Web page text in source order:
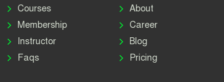
নিয়োগ বিজ্ঞপ্তি ২০২৬ | DNC
Job Circular 2026
পাসপোর্ট করতে কি কি লাগে
২০২৬ | ই-পাসপোর্ট আবেদন ও
Courses
Membership
Instructor
Faqs
About
Career
Blog
Pricing